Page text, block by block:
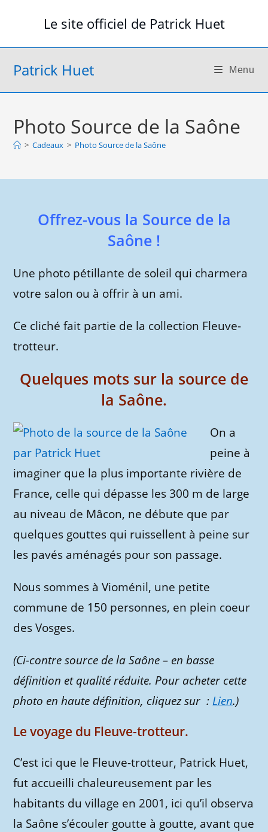
Le site officiel de Patrick Huet
Patrick Huet Menu
Photo Source de la Saône
> Cadeaux > Photo Source de la Saône
Offrez-vous la Source de la
Saône !
Une photo pétillante de soleil qui charmera
votre salon ou à offrir à un ami.
Ce cliché fait partie de la collection Fleuve-
trotteur.
Quelques mots sur la source de
la Saône.
On a
peine à
imaginer que la plus importante rivière de
France, celle qui dépasse les 300 m de large
au niveau de Mâcon, ne débute que par
quelques gouttes qui ruissellent à peine sur
les pavés aménagés pour son passage.
Nous sommes à Vioménil, une petite
commune de 150 personnes, en plein coeur
des Vosges.
(Ci-contre source de la Saône – en basse
définition et qualité réduite. Pour acheter cette
photo en haute définition, cliquez sur : Lien.)
Le voyage du Fleuve-trotteur.
C’est ici que le Fleuve-trotteur, Patrick Huet,
fut accueilli chaleureusement par les
habitants du village en 2001, ici qu’il observa
la Saône s’écouler goutte à goutte, avant que